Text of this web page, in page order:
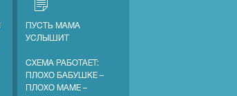
ПУСТЬ МАМА
УСЛЫШИТ
СХЕМА РАБОТАЕТ:
ПЛОХО БАБУШКЕ –
ПЛОХО МАМЕ –